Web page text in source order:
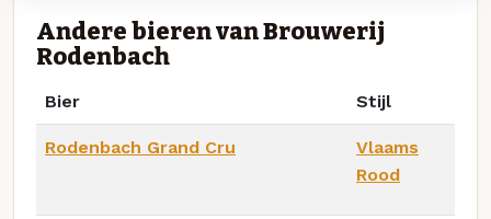
Andere bieren van Brouwerij
Rodenbach
Bier Stijl
Rodenbach Grand Cru
Vlaams
Rood